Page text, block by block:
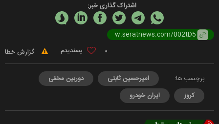
اشتراک گذاری خبر:
0 گزارش خطا
برچسب ها: امیرحسین ثابتی
دوربین مخفی
کروز
ایران خودرو